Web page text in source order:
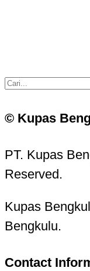
© Kupas
PT. Kupas
Reserved.
Kupas
Bengkulu.
Contact